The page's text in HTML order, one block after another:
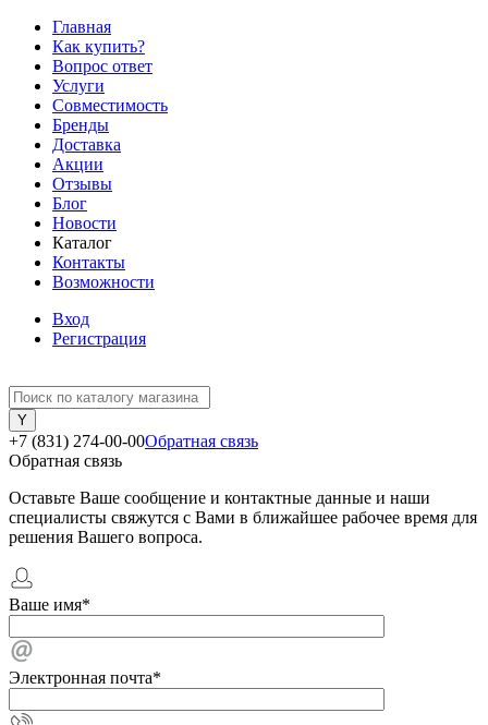
Главная
Как купить?
Вопрос ответ
Услуги
Совместимость
Бренды
Доставка
Акции
Отзывы
Блог
Новости
Каталог
Контакты
Возможности
Вход
Регистрация
+7 (831) 274-00-00Обратная связь
Обратная связь
Оставьте Ваше сообщение и контактные данные и наши
специалисты свяжутся с Вами в ближайшее рабочее время для
решения Вашего вопроса.
Ваше имя*
Электронная почта*